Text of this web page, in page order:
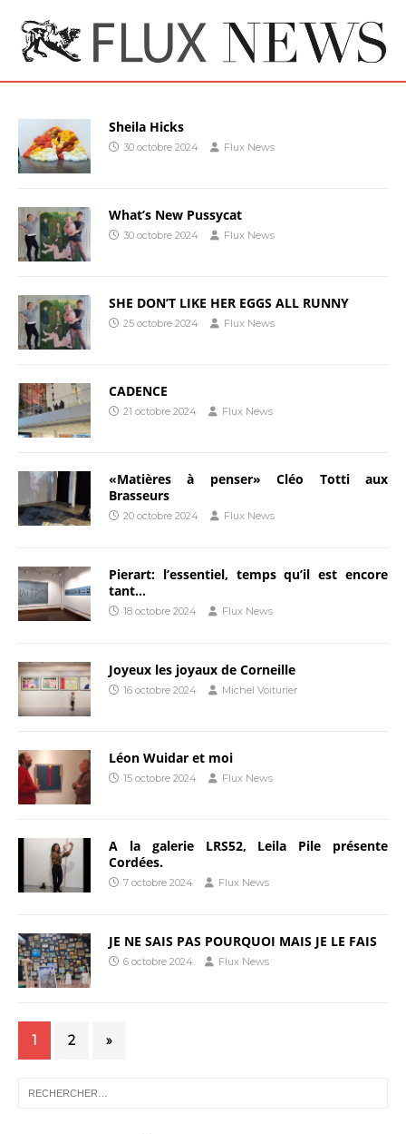
Sheila Hicks
30 octobre 2024 Flux News
What’s New Pussycat
30 octobre 2024 Flux News
SHE DON’T LIKE HER EGGS ALL RUNNY
25 octobre 2024 Flux News
CADENCE
21 octobre 2024 Flux News
«Matières à penser» Cléo Totti aux
Brasseurs
20 octobre 2024 Flux News
Pierart: l’essentiel, temps qu’il est encore
tant…
18 octobre 2024 Flux News
Joyeux les joyaux de Corneille
16 octobre 2024 Michel Voiturier
Léon Wuidar et moi
15 octobre 2024 Flux News
A la galerie LRS52, Leila Pile présente
Cordées.
7 octobre 2024 Flux News
JE NE SAIS PAS POURQUOI MAIS JE LE FAIS
6 octobre 2024 Flux News
1 2 »